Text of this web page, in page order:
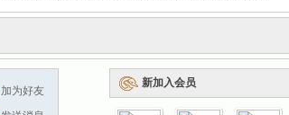
新加入会员
加为好友